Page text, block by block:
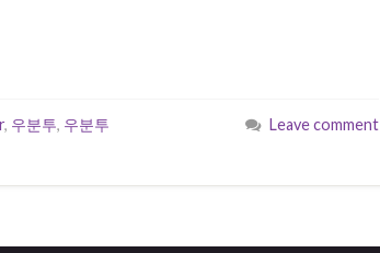
, 우분투, 우분투
Leave comment